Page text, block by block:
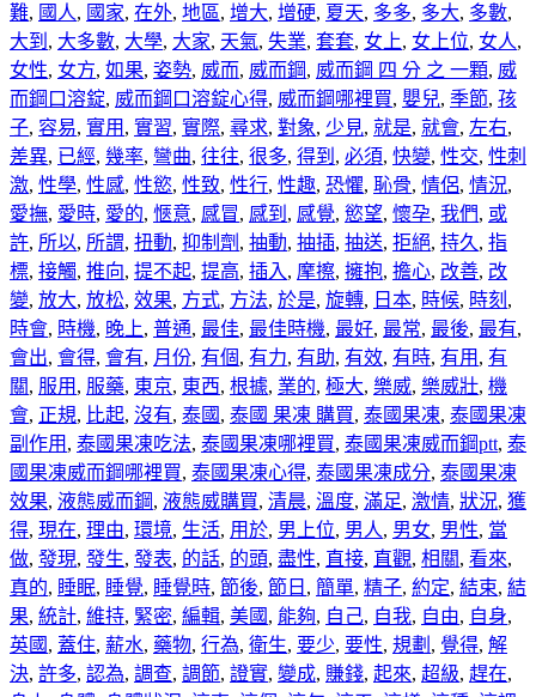
難, 國人, 國家, 在外, 地區, 增大, 增硬, 夏天, 多多, 多大, 多數,
大到 , 大多數, 大學, 大家, 天氣, 失業, 套套, 女上, 女上位, 女人,
女性, 女方, 如果, 姿勢, 威而, 威而鋼, 威而鋼 四 分 之 一顆, 威
而鋼口溶錠, 威而鋼口溶錠心得, 威而鋼哪裡買, 嬰兒, 季節, 孩
子, 容易, 實用 , 實習, 實際, 尋求, 對象, 少見, 就是, 就會, 左右,
差異, 已經, 幾率, 彎曲, 往往, 很多, 得到 , 必須, 快變, 性交, 性刺
激, 性學, 性感, 性慾, 性致, 性行, 性趣, 恐懼, 恥骨, 情侶, 情況,
愛撫, 愛時, 愛的, 愜意, 感冒, 感到 , 感覺, 慾望, 懷孕, 我們, 或
許, 所以, 所謂, 扭動, 抑制劑 , 抽動, 抽插, 抽送, 拒絕, 持久 , 指
標, 接觸, 推向, 提不起, 提高, 插入 , 摩擦, 擁抱, 擔心, 改善, 改
變, 放大, 放松, 效果, 方式, 方法, 於是, 旋轉, 日本, 時候, 時刻 ,
時會, 時機, 晚上, 普通, 最佳, 最佳時機, 最好, 最常, 最後, 最有,
會出, 會得, 會有, 月份, 有個, 有力, 有助, 有效, 有時, 有用 , 有
關, 服用 , 服藥, 東京, 東西, 根據, 業的, 極大, 樂威, 樂威壯, 機
會, 正規, 比起, 沒有, 泰國 , 泰國 果凍 購買, 泰國果凍, 泰國果凍
副作用 , 泰國果凍吃法, 泰國果凍哪裡買, 泰國果凍威而鋼ptt, 泰
國果凍威而鋼哪裡買, 泰國果凍心得, 泰國果凍成分, 泰國果凍
效果, 液態威而鋼, 液態威購買, 清晨, 溫度, 滿足, 激情, 狀況, 獲
得, 現在, 理由, 環境, 生活, 用於, 男上位, 男人, 男女, 男性, 當
做, 發現, 發生, 發表, 的話, 的頭, 盡性, 直接, 直觀, 相關, 看來,
真的, 睡眠, 睡覺, 睡覺時, 節後, 節日 , 簡單, 精子, 約定, 結束, 結
果, 統計, 維持, 緊密, 編輯, 美國 , 能夠, 自己, 自我, 自由, 自身,
英國 , 蓋住, 薪水, 藥物, 行為, 衛生, 要少, 要性, 規劃 , 覺得, 解
決, 許多, 認為, 調查, 調節, 證實, 變成, 賺錢, 起來, 超級, 趕在,